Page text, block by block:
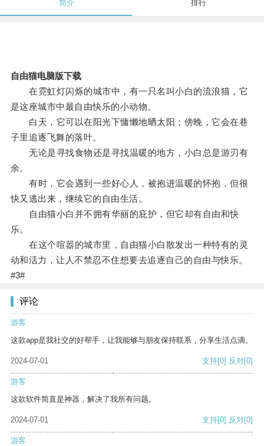
简介 排行
自由猫电脑版下载
在霓虹灯闪烁的城市中，有一只名叫小白的流浪猫，它
是这座城市中最自由快乐的小动物。
白天，它可以在阳光下慵懒地晒太阳；傍晚，它会在巷
子里追逐飞舞的落叶。
无论是寻找食物还是寻找温暖的地方，小白总是游刃有
余。
有时，它会遇到一些好心人，被抱进温暖的怀抱，但很
快又逃出来，继续它的自由生活。
自由猫小白并不拥有华丽的庇护，但它却有自由和快
乐。
在这个喧嚣的城市里，自由猫小白散发出一种特有的灵
动和活力，让人不禁忍不住想要去追逐自己的自由与快乐。
#3#
评论
游客
这款app是我社交的好帮手，让我能够与朋友保持联系，分享生活点滴。
2024-07-01 支持[0] 反对[0]
游客
这款软件简直是神器，解决了我所有问题。
2024-07-01 支持[0] 反对[0]
游客